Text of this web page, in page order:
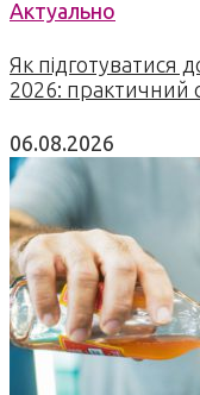
Актуально
Як підготуватися
2026: практичний
06.08.2026